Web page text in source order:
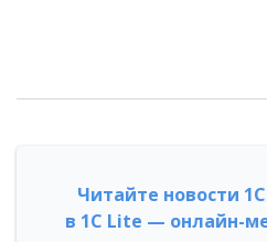
Читайте новости
в 1С Lite — онлайн-